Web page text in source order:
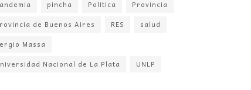
pincha Politica
Provincia
de Buenos Aires
RES
salud
Massa
Nacional de La Plata
UNLP